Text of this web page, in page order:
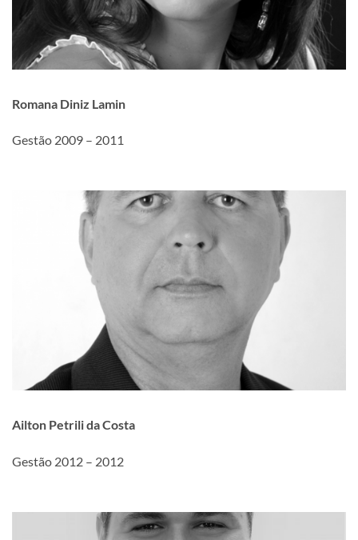
Romana Diniz Lamin
Gestão 2009 – 2011
Ailton Petrili da Costa
Gestão 2012 – 2012